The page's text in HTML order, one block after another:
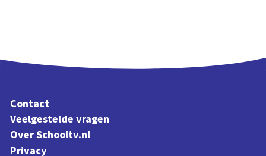
Contact
Veelgestelde vragen
Over Schooltv.nl
Privacy